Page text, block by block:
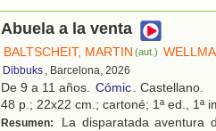
Abuela a la venta
BALTSCHEIT, MARTIN (aut.)
Dibbuks , Barcelona, 2026
De 9 a 11 años. Cómic. Castellano.
48 p.; 22x22 cm.; cartoné; 1ª ed., 1ª
Resumen:
La disparatada aventura